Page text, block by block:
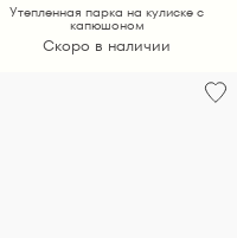
Утепленная парка на кулиске с
капюшоном
Скоро в наличии